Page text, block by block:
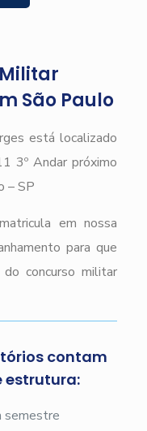
São Paulo
está localizado
3º Andar próximo
– SP
em nossa
para que
concurso militar
contam
estrutura:
semestre